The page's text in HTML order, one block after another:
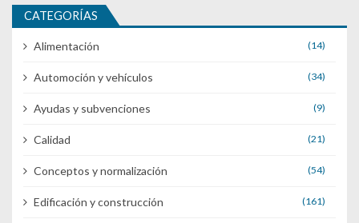
CATEGORÍAS
Alimentación (14)
Automoción y vehículos (34)
Ayudas y subvenciones (9)
Calidad (21)
Conceptos y normalización (54)
Edificación y construcción (161)